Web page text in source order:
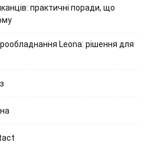
практичні поради, що
Leona: рішення для